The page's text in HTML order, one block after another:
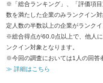
※「総合ランキング」、「評価項
数を満たした企業のみランクイン
定人数の半数以上の企業がランクイ
※総合得点が60.0点以上で、他人
ンクイン対象となります。
※今回の調査においては1人の回答
≫ 詳細はこちら